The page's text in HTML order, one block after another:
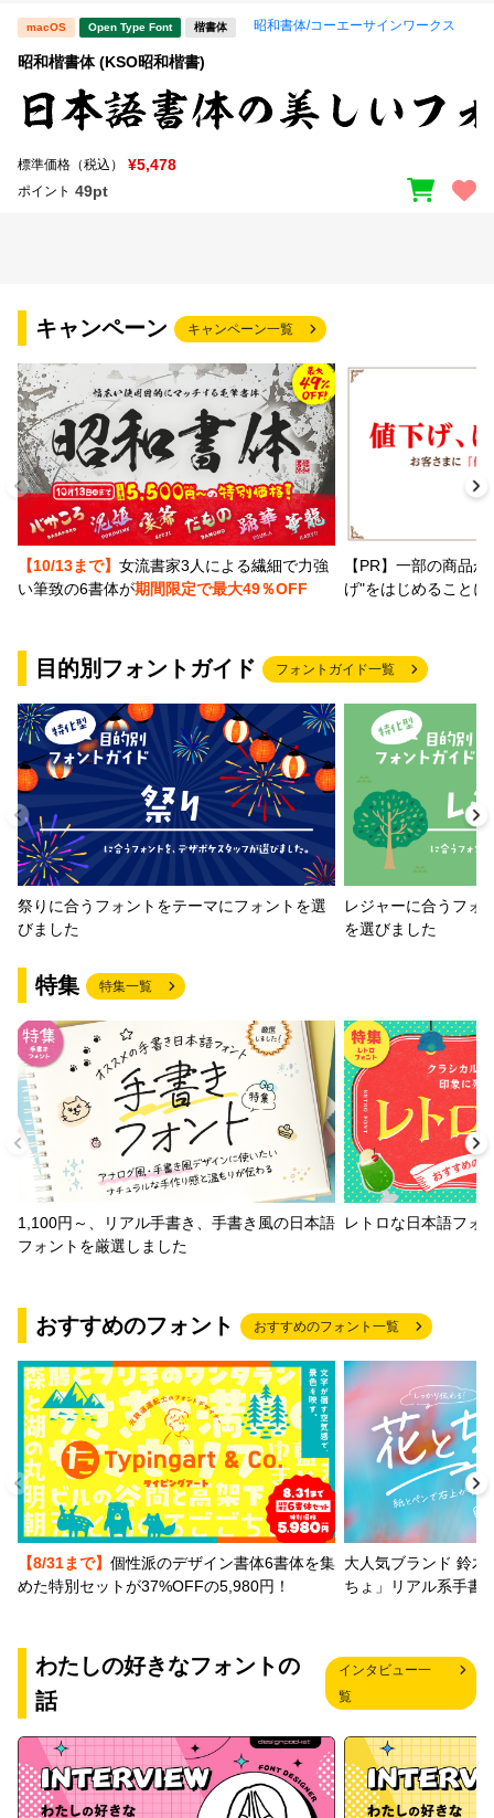
macOS Open Type Font 楷書体 昭和書体/コーエーサインワークス
昭和楷書体 (KSO昭和楷書)
標準価格（税込） ¥5,478
ポイント 49pt
キャンペーン キャンペーン一覧
【10/13まで】 女流書家3人による繊細で力強
い筆致の6書体が期間限定で最大49％OFF
【PR】一部の商品
げ"をはじめること
目的別フォントガイド フォントガイド一覧
祭りに合うフォントをテーマにフォントを選
びました
レジャーに合うフォ
を選びました
特集 特集一覧
1,100円～、リアル手書き、手書き風の日本語
フォントを厳選しました
レトロな日本語フォ
おすすめのフォント おすすめのフォント一覧
【8/31まで】 個性派のデザイン書体6書体を集
めた特別セットが37%OFFの5,980円！
大人気ブランド 鈴木
ちょ」リアル系手書
わたしの好きなフォントの
話
インタビュー一
覧